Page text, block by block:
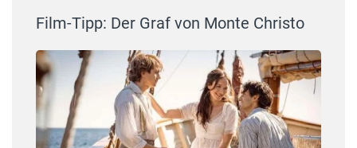
Film-Tipp: Der Graf von Monte Christo